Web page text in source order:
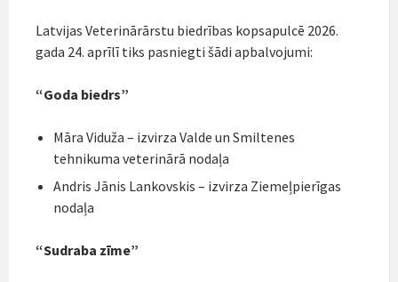
Latvijas Veterinārārstu biedrības kopsapulcē 2026.
gada 24. aprīlī tiks pasniegti šādi apbalvojumi:
“Goda biedrs”
Māra Viduža – izvirza Valde un Smiltenes
tehnikuma veterinārā nodaļa
Andris Jānis Lankovskis – izvirza Ziemeļpierīgas
nodaļa
“Sudraba zīme”